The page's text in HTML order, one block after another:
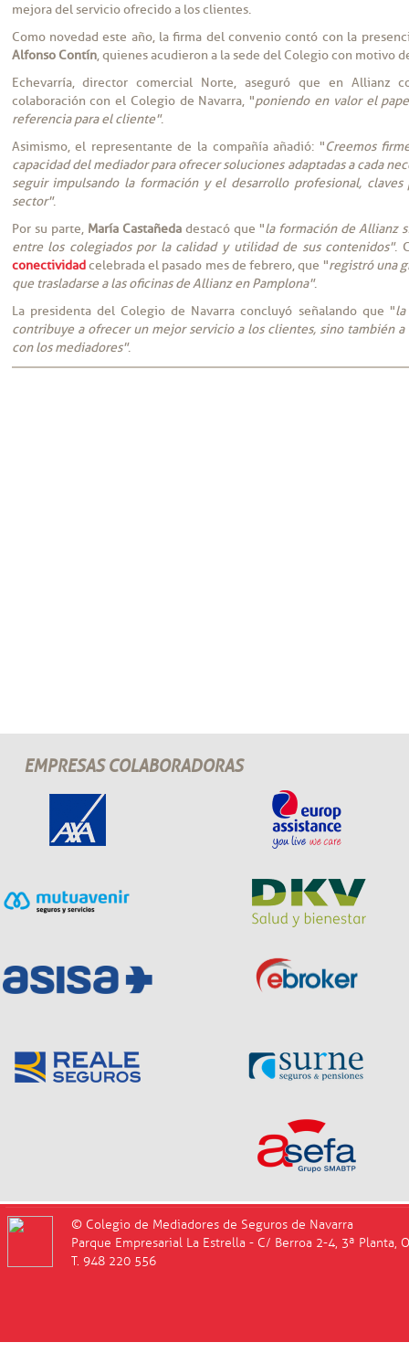
mejora del servicio ofrecido a los clientes.
Como novedad este año, la firma del convenio contó con la
Alfonso Contín, quienes acudieron a la sede del Colegio con motivo
Echevarría, director comercial Norte, aseguró que en Allianz
colaboración con el Colegio de Navarra, "poniendo en valor el
referencia para el cliente".
Asimismo, el representante de la compañía añadió: "Creemos
capacidad del mediador para ofrecer soluciones adaptadas a cada
seguir impulsando la formación y el desarrollo profesional,
sector".
Por su parte, María Castañedadestacó que "la formación de Allianz
entre los colegiados por la calidad y utilidad de sus contenidos".
conectividadcelebrada el pasado mes de febrero, que "registró una
que trasladarse a las oficinas de Allianz en Pamplona".
La presidenta del Colegio de Navarra concluyó señalando que "
contribuye a ofrecer un mejor servicio a los clientes, sino también
con los mediadores".
EMPRESAS COLABORADORAS
© Colegio de Mediadores de Seguros de Navarra
Parque Empresarial La Estrella - C/ Berroa 2-4, 3ª Planta,
T. 948 220 556